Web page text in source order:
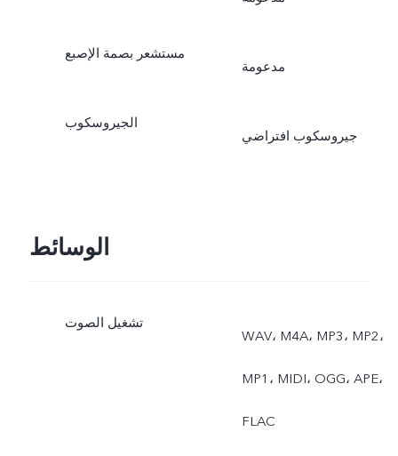
مستشعر بصمة الإصبع
مدعومة
الجيروسكوب
جيروسكوب افتراضي
الوسائط
تشغيل الصوت
WAV، M4A، MP3، MP2،
MP1، MIDI، OGG، APE،
FLAC